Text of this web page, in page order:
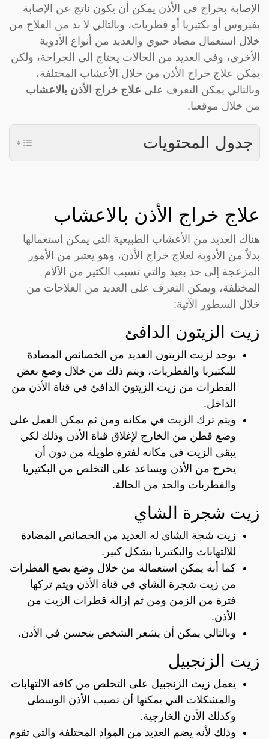
الإصابة بخراج في الأذن يمكن أن يكون ناتج عن الإصابة
بفيروس أو بكتيريا أو فطريات، وبالتالي لا بد من العلاج من
خلال استعمال مضاد حيوي والعديد من أنواع الأدوية
الأخرى، وفي العديد من الحالات يحتاج إلى الجراحة، ولكن
يمكن علاج خراج الأذن من خلال الأعشاب المختلفة،
وبالتالي يمكن التعرف على علاج خراج الأذن بالاعشاب
من خلال موقعنا.
جدول المحتويات
علاج خراج الأذن بالاعشاب
هناك العديد من الأعشاب الطبيعية التي يمكن استعمالها
بدلاً من الأدوية لعلاج خراج الأذن، وهو يعتبر من الأمور
المزعجة إلى حد بعيد والتي تسبب الكثير من الآلام
المختلفة، ويمكن التعرف على العديد من العلاجات من
خلال السطور الآتية:
زيت الزيتون الدافئ
يوجد لزيت الزيتون العديد من الخصائص المضادة
للبكتيريا والفطريات، ويتم ذلك من خلال وضع بعض
القطرات من زيت الزيتون الدافئ في قناة الأذن من
الداخل.
ويتم ترك الزيت في مكانه ومن ثم يمكن العمل على
وضع قطن من الخارج لإغلاق قناة الأذن وذلك لكي
يبقى الزيت في مكانه لفترة طويلة من دون أن
يخرج من الأذن ويساعد على التخلص من البكتيريا
والفطريات والحد من الحالة.
زيت شجرة الشاي
زيت شجة الشاي له العديد من الخصائص المضادة
للالتهابات والبكتيريا بشكل كبير.
كما أنه يمكن استعماله من خلال وضع بضع القطرات
من زيت شجرة الشاي في قناة الأذن ويتم تركها
فترة من الزمن ومن ثم إزالة قطرات الزيت من
الأذن.
وبالتالي يمكن أن يشعر الشخص بتحسن في الأذن.
زيت الزنجبيل
يعمل زيت الزنجبيل على التخلص من كافة الالتهابات
والمشكلات التي يمكنها أن تصيب الأذن الوسطى
وكذلك الأذن الخارجية.
وذلك لأنه يضم العديد من المواد المختلفة والتي تقوم